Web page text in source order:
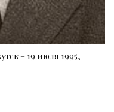
– 19 июля 1995,